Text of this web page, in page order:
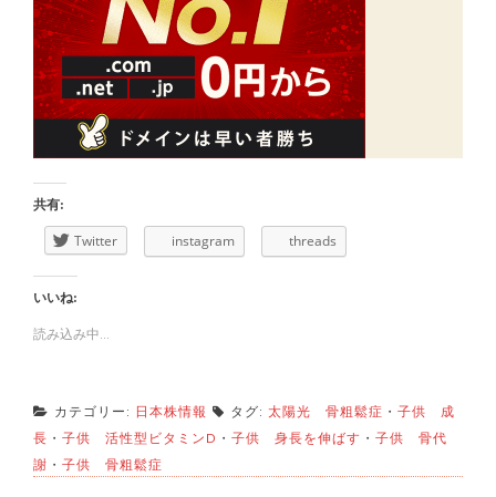
共有:
Twitter instagram threads
いいね:
読み込み中...
カテゴリー: 日本株情報 タグ: 太陽光 骨粗鬆症 ・ 子供 成
長 ・ 子供 活性型ビタミンD ・ 子供 身長を伸ばす ・ 子供 骨代
謝 ・ 子供 骨粗鬆症